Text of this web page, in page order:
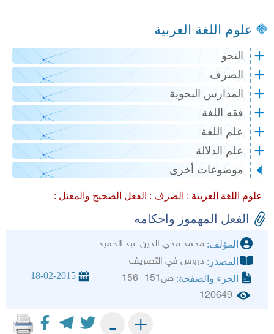
علوم اللغة العربية
النحو
الصرف
المدارس النحوية
فقه اللغة
علم اللغة
علم الدلالة
موضوعات أخرى
علوم اللغة العربية : الصرف : الفعل الصحيح والمعتل :
الفعل المهموز واحكامه
المؤلف: محمد محي الدين عبد الحميد
المصدر: دروس في التصريف
الجزء والصفحة: ص151- 156 18-02-2015
120649
+
-